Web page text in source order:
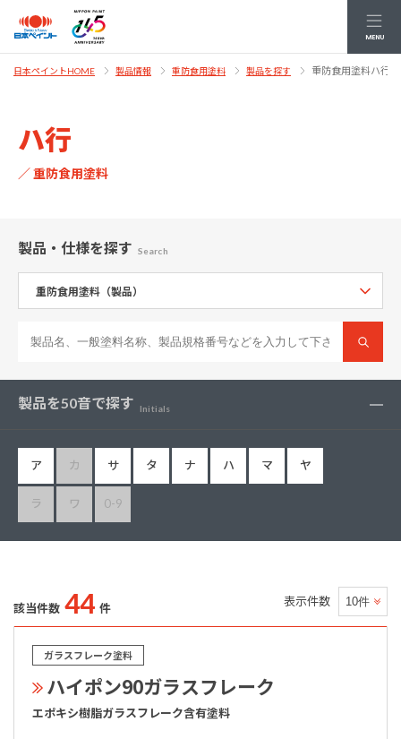
MENU
日本ペイントHOME 製品情報 重防食用塗料 製品を探す 重防食用塗料ハ行
ハ行
／ 重防食用塗料
製品・仕様を探す Search
製品を50音で探す Initials
ア カ サ タ ナ ハ マ ヤ
ラ ワ 0-9
該当件数 44 件 表示件数
ガラスフレーク塗料
ハイポン90ガラスフレーク
エポキシ樹脂ガラスフレーク含有塗料